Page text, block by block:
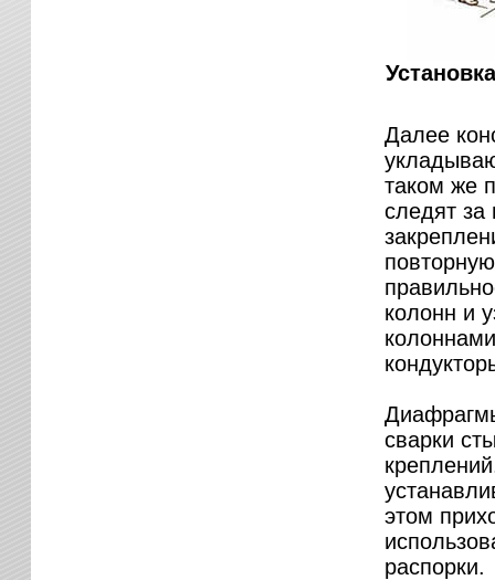
Далее
таком же
следят за
колонн и
сварки
этом
распорки.